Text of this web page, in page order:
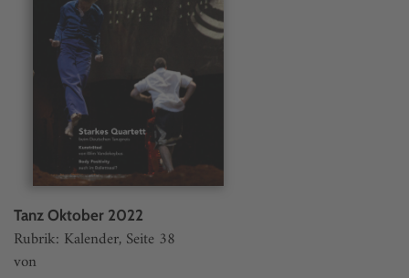
Tanz Oktober 2022
Rubrik: Kalender, Seite 38
von